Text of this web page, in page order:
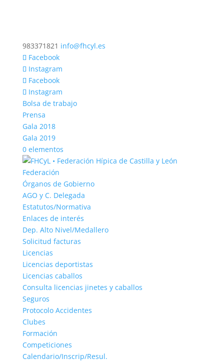
983371821 info@fhcyl.es
Facebook
Instagram
Facebook
Instagram
Bolsa de trabajo
Prensa
Gala 2018
Gala 2019
0 elementos
Federación
Órganos de Gobierno
AGO y C. Delegada
Estatutos/Normativa
Enlaces de interés
Dep. Alto Nivel/Medallero
Solicitud facturas
Licencias
Licencias deportistas
Licencias caballos
Consulta licencias jinetes y caballos
Seguros
Protocolo Accidentes
Clubes
Formación
Competiciones
Calendario/Inscrip/Resul.